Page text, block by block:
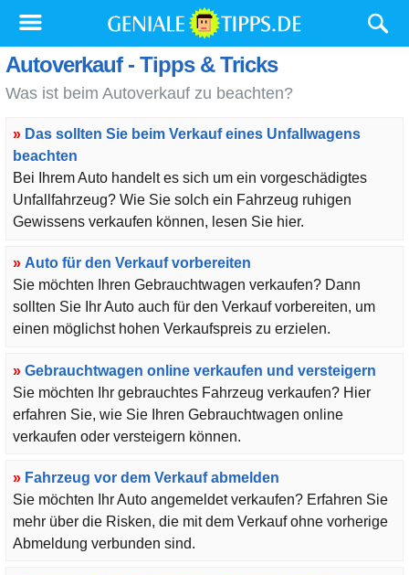
Autoverkauf - Tipps & Tricks
Was ist beim Autoverkauf zu beachten?
» Das sollten Sie beim Verkauf eines Unfallwagens
beachten
Bei Ihrem Auto handelt es sich um ein vorgeschädigtes
Unfallfahrzeug? Wie Sie solch ein Fahrzeug ruhigen
Gewissens verkaufen können, lesen Sie hier.
» Auto für den Verkauf vorbereiten
Sie möchten Ihren Gebrauchtwagen verkaufen? Dann
sollten Sie Ihr Auto auch für den Verkauf vorbereiten, um
einen möglichst hohen Verkaufspreis zu erzielen.
» Gebrauchtwagen online verkaufen und versteigern
Sie möchten Ihr gebrauchtes Fahrzeug verkaufen? Hier
erfahren Sie, wie Sie Ihren Gebrauchtwagen online
verkaufen oder versteigern können.
» Fahrzeug vor dem Verkauf abmelden
Sie möchten Ihr Auto angemeldet verkaufen? Erfahren Sie
mehr über die Risken, die mit dem Verkauf ohne vorherige
Abmeldung verbunden sind.